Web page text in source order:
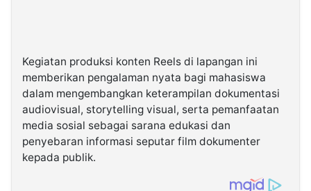
Kegiatan produksi konten Reels di lapangan ini
memberikan pengalaman nyata bagi mahasiswa
dalam mengembangkan keterampilan dokumentasi
audiovisual, storytelling visual, serta pemanfaatan
media sosial sebagai sarana edukasi dan
penyebaran informasi seputar film dokumenter
kepada publik.